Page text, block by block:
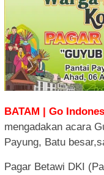
BATAM | Go
mengadakan acara
Payung, Batu
Pagar Betawi DKI